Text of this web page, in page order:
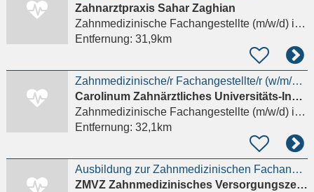
Zahnarztpraxis Sahar Zaghian
Zahnmedizinische Fachangestellte (m/w/d)in Frankfurt am Main, Sachsenhausen
Entfernung: 31,9km
Zahnmedizinische/r Fachangestellte/r (w/m/d) in Voll- oder Teilzeit
Carolinum Zahnärztliches Universitäts-Institut gGmbH
Zahnmedizinische Fachangestellte (m/w/d)in Frankfurt am Main, Sachsenhausen
Entfernung: 32,1km
Ausbildung zur Zahnmedizinischen Fachangestellten (m/w/d) für dieses Jahr
ZMVZ Zahnmedizinisches Versorgungszentrum Carolinum Plus GmbH